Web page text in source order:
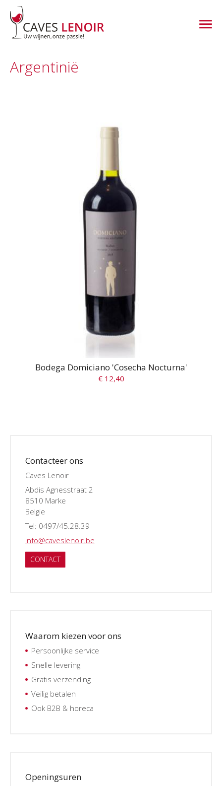
Argentinië
Bodega Domiciano 'Cosecha Nocturna'
€ 12,40
Contacteer ons
Caves Lenoir
Abdis Agnesstraat 2
8510 Marke
Belgie
Tel: 0497/45.28.39
info@caveslenoir.be
CONTACT
Waarom kiezen voor ons
Persoonlijke service
Snelle levering
Gratis verzending
Veilig betalen
Ook B2B & horeca
Openingsuren